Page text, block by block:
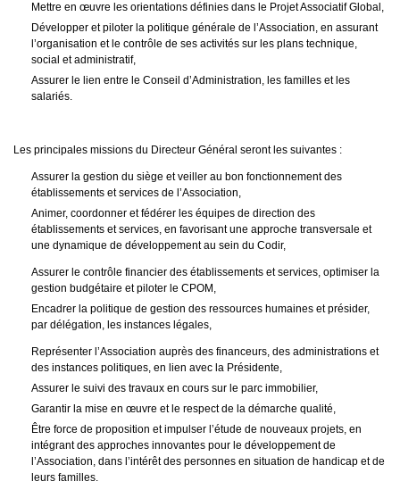
Mettre en œuvre les orientations définies dans le Projet Associatif Global,
Développer et piloter la politique générale de l’Association, en assurant
l’organisation et le contrôle de ses activités sur les plans technique,
social et administratif,
Assurer le lien entre le Conseil d’Administration, les familles et les
salariés.
Les principales missions du Directeur Général seront les suivantes :
Assurer la gestion du siège et veiller au bon fonctionnement des
établissements et services de l’Association,
Animer, coordonner et fédérer les équipes de direction des
établissements et services, en favorisant une approche transversale et
une dynamique de développement au sein du Codir,
Assurer le contrôle financier des établissements et services, optimiser la
gestion budgétaire et piloter le CPOM,
Encadrer la politique de gestion des ressources humaines et présider,
par délégation, les instances légales,
Représenter l’Association auprès des financeurs, des administrations et
des instances politiques, en lien avec la Présidente,
Assurer le suivi des travaux en cours sur le parc immobilier,
Garantir la mise en œuvre et le respect de la démarche qualité,
Être force de proposition et impulser l’étude de nouveaux projets, en
intégrant des approches innovantes pour le développement de
l’Association, dans l’intérêt des personnes en situation de handicap et de
leurs familles.